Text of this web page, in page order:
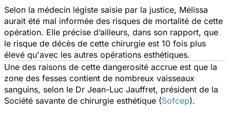
Selon la médecin légiste saisie par la justice, Mélissa
aurait été mal informée des risques de mortalité de cette
opération. Elle précise d’ailleurs, dans son rapport, que
le risque de décès de cette chirurgie est 10 fois plus
élevé qu'avec les autres opérations esthétiques.
Une des raisons de cette dangerosité accrue est que la
zone des fesses contient de nombreux vaisseaux
sanguins, selon le Dr Jean-Luc Jauffret, président de la
Société savante de chirurgie esthétique (Sofcep).